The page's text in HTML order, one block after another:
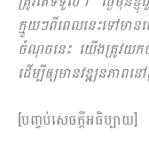
ក្មួយៗពីពេលនេះទៅមាន
ចំណុចនេះ យើងត្រូវយកចិ
ដើម្បីឲ្យមានវឌ្ឍនភាព
[បញ្ចប់សេចក្ដីអធិប្បាយ]